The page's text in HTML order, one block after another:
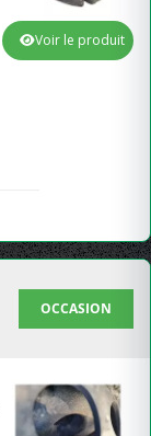
Voir le produit
OCCASION